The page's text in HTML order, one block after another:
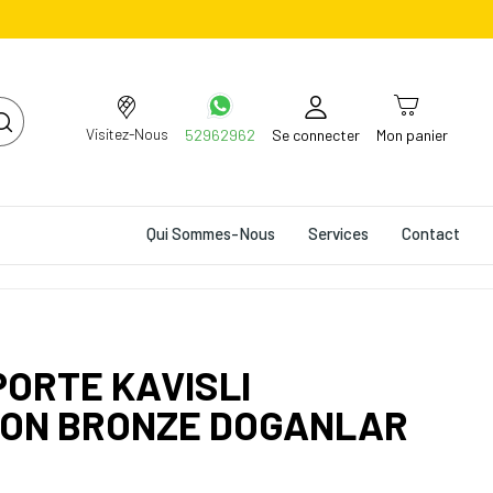
Visitez-Nous 52962962 Se connecter Mon panier
Qui Sommes-Nous Services Contact
KAVISLI
BRONZE DOGANLAR